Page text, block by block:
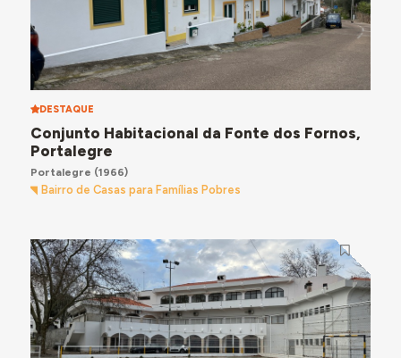
DESTAQUE
Conjunto Habitacional da Fonte dos Fornos,
Portalegre
Portalegre (1966)
Bairro de Casas para Famílias Pobres